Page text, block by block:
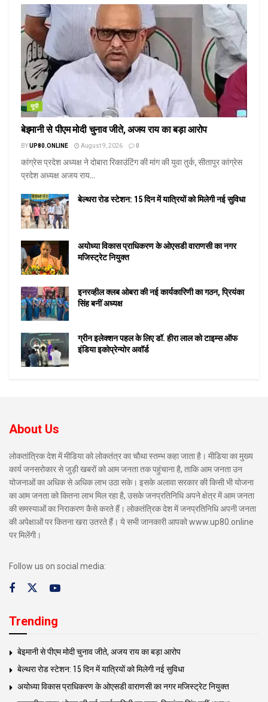
यूपी
बेइमानी से पीएम मोदी चुनाव जीते, अजय राय का बड़ा आरोप
BYUP80.ONLINE August 9, 2026 0
कांग्रेस प्रदेश अध्यक्ष ने दोबारा रिकाउंटिंग की मांग की युवा तुर्क, सीतापुर कांग्रेस
प्रदेश अध्यक्ष अजय राय...
बेल्थरा रोड स्टेशन: 15 दिन में यात्रियों को मिलेगी नई सुविधा
अयोध्या विकास प्राधिकरण के ओएसडी वाराणसी का नगर
मजिस्ट्रेट नियुक्त
इनरव्हील क्लब ओबरा की नई कार्यकारिणी का गठन, प्रियंका
सिंह बनीं अध्यक्ष
ग्रीन इलेक्शन पहल के लिए डॉ. हीरा लाल को टाइम्स ऑफ
इंडिया इकोप्रेन्योर अवॉर्ड
About Us
लोकतांत्रिक देश में मीडिया को लोकतंत्र का चौथा स्तम्भ कहा जाता है। मीडिया का मुख्य
कार्य जनसरोकार से जुड़ी खबरों को आम जनता तक पहुंचाना है, ताकि आम जनता उन
योजनाओं का अधिक से अधिक लाभ उठा सके। इसके अलावा सरकार की किसी भी योजना
का आम जनता को कितना लाभ मिल रहा है, उसके जनप्रतिनिधि अपने क्षेत्र में आम जनता
की समस्याओं का निराकरण कैसे करते हैं। लोकतंत्रिक देश में जनप्रतिनिधि अपनी जनता
की अपेक्षाओं पर कितना खरा उतरते हैं। ये सभी जानकारी आपको www.up80.online
पर मिलेंगी।
Follow us on social media:
Trending
बेइमानी से पीएम मोदी चुनाव जीते, अजय राय का बड़ा आरोप
बेल्थरा रोड स्टेशन: 15 दिन में यात्रियों को मिलेगी नई सुविधा
अयोध्या विकास प्राधिकरण के ओएसडी वाराणसी का नगर मजिस्ट्रेट नियुक्त